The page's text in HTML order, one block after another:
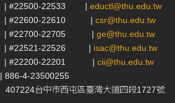
| #22500-22533 | eductl@thu.edu.tw
| #22600-22610 | csr@thu.edu.tw
| #22700-22705 | ge@thu.edu.tw
| #22521-22526 | isac@thu.edu.tw
| #22200-22201 | cii@thu.edu.tw
| 886-4-23500255
407224台中市西屯區臺灣大道四段1727號